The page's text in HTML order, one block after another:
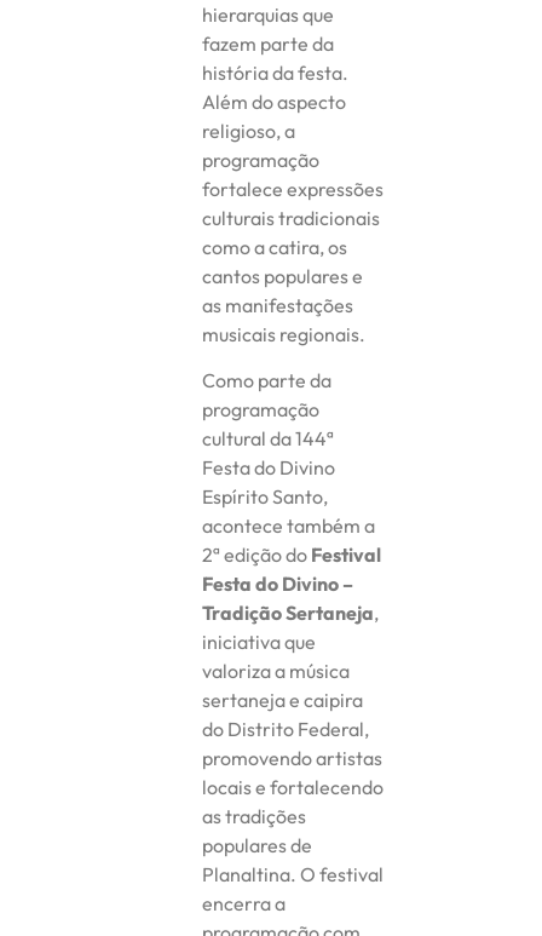
hierarquias que
fazem parte da
história da festa.
Além do aspecto
religioso, a
programação
fortalece expressões
culturais tradicionais
como a catira, os
cantos populares e
as manifestações
musicais regionais.
Como parte da
programação
cultural da 144ª
Festa do Divino
Espírito Santo,
acontece também a
2ª edição do Festival
Festa do Divino –
Tradição Sertaneja,
iniciativa que
valoriza a música
sertaneja e caipira
do Distrito Federal,
promovendo artistas
locais e fortalecendo
as tradições
populares de
Planaltina. O festival
encerra a